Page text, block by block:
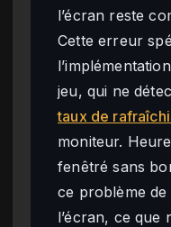
l’écran reste
Cette erreur
jeu, qui ne
taux de
moniteur.
fenêtré sans
ce problème de
l’écran, ce que